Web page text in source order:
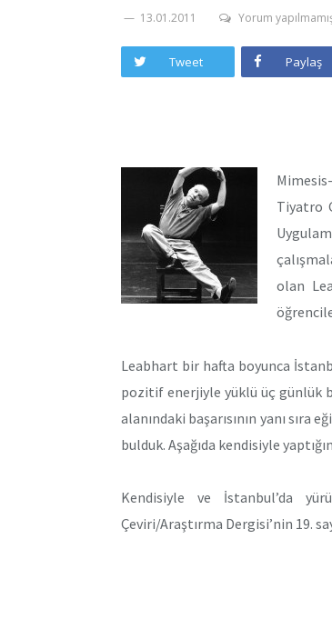
13.01.2011 Yorum
Tweet Paylaş
Tiyatro
olan
Leabhart bir hafta boyunca
pozitif enerjiyle yüklü üç günlük
alanındaki başarısının yanı sıra
bulduk. Aşağıda kendisiyle
Kendisiyle ve İstanbul’da
Çeviri/Araştırma Dergisi’nin 19.